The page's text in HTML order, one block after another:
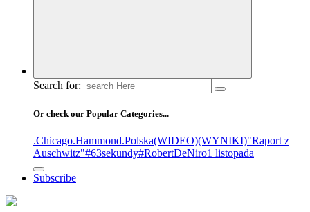
Search for:
Or check our Popular Categories...
.Chicago.Hammond.Polska(WIDEO)(WYNIKI)"Raport z
Auschwitz"#63sekundy#RobertDeNiro1 listopada
Subscribe